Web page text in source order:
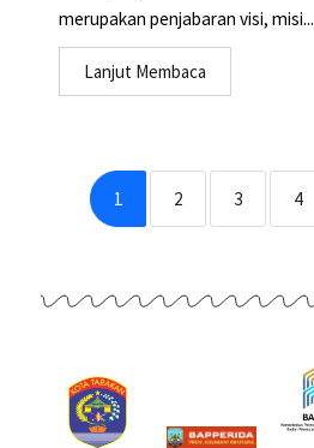
merupakan penjabaran visi, misi...
Lanjut Membaca
1 2 3 4